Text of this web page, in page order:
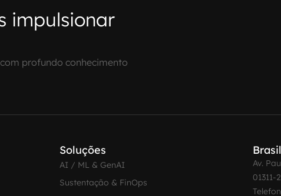
impulsionar
profundo conhecimento
Soluções
AI / ML & GenAI
Sustentação & FinOps
Brasil
Av.
01311-